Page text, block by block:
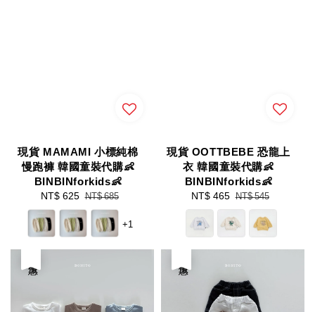
現貨 MAMAMI 小標純棉
慢跑褲 韓國童裝代購👶
BINBINforkids👶
Sale
price
NT$ 625 Regular
price
NT$ 685
+1
現貨 OOTTBEBE 恐龍上
衣 韓國童裝代購👶
BINBINforkids👶
Sale
price
NT$ 465 Regular
price
NT$ 545